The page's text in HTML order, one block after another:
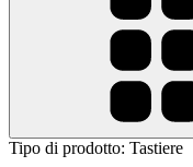
Tipo di prodotto: Tastiere